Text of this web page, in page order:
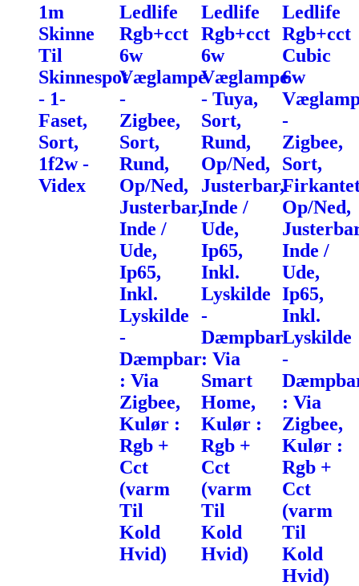
1m
Skinne
Til
Skinnespot
- 1-
Faset,
Sort,
1f2w -
Videx
Ledlife
Rgb+cct
6w
Væglampe
-
Zigbee,
Sort,
Rund,
Op/Ned,
Justerbar,
Inde /
Ude,
Ip65,
Inkl.
Lyskilde
-
Dæmpbar
: Via
Zigbee,
Kulør :
Rgb +
Cct
(varm
Til
Kold
Hvid)
Ledlife
Rgb+cct
6w
Væglampe
- Tuya,
Sort,
Rund,
Op/Ned,
Justerbar,
Inde /
Ude,
Ip65,
Inkl.
Lyskilde
-
Dæmpbar
: Via
Smart
Home,
Kulør :
Rgb +
Cct
(varm
Til
Kold
Hvid)
Ledlife
Rgb+cct
Cubic
6w
-
Zigbee,
Sort,
Op/Ned,
Inde /
Ude,
Ip65,
Inkl.
Lyskilde
-
: Via
Zigbee,
Kulør :
Rgb +
Cct
(varm
Til
Kold
Hvid)